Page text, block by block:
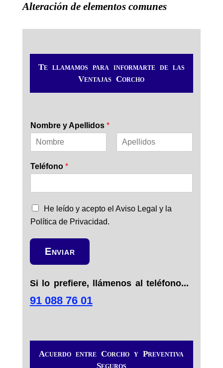
Alteración de elementos comunes
Te llamamos para informarte de las
Ventajas Corcho
Nombre y Apellidos *
o
m
e
i
o
Teléfono *
C
a
s
a
d
e
v
He leído y acepto el Aviso Legal y la
Política de Privacidad.
Enviar
Si lo prefiere, llámenos al teléfono...
91 088 76 01
Acuerdo entre Corcho y Preventiva
Seguros